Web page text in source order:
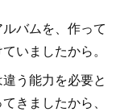
バムを、作って
いましたから。
う能力を必要と
きましたから、